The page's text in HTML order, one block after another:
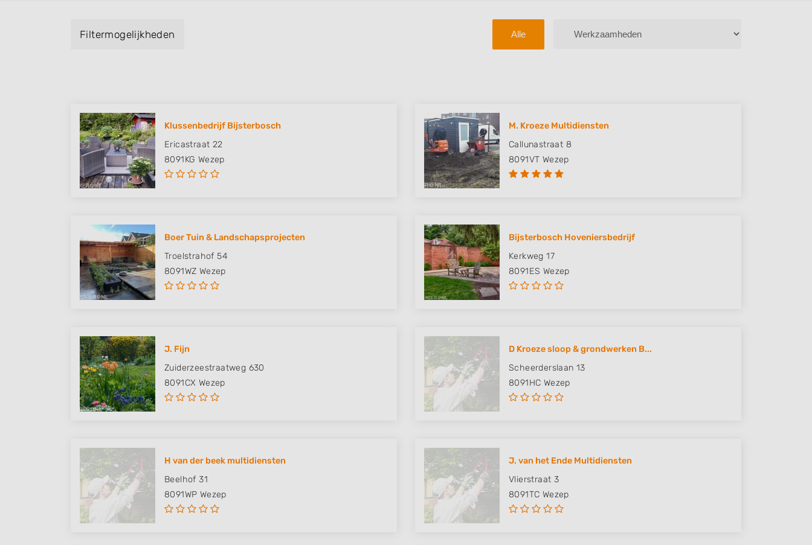
Filtermogelijkheden Alle
Klussenbedrijf Bijsterbosch
Ericastraat 22
8091KG Wezep
M. Kroeze Multidiensten
Callunastraat 8
8091VT Wezep
Boer Tuin & Landschapsprojecten
Troelstrahof 54
8091WZ Wezep
Bijsterbosch Hoveniersbedrijf
Kerkweg 17
8091ES Wezep
J. Fijn
Zuiderzeestraatweg 630
8091CX Wezep
D Kroeze sloop & grondwerken B...
Scheerderslaan 13
8091HC Wezep
H van der beek multidiensten
Beelhof 31
8091WP Wezep
J. van het Ende Multidiensten
Vlierstraat 3
8091TC Wezep